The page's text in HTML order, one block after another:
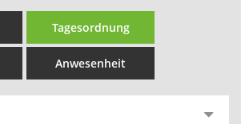
Tagesordnung
Anwesenheit